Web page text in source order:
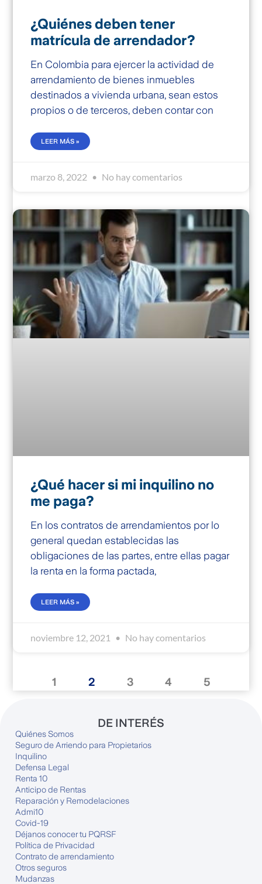
¿Quiénes deben tener
matrícula de arrendador?
En Colombia para ejercer la actividad de
arrendamiento de bienes inmuebles
destinados a vivienda urbana, sean estos
propios o de terceros, deben contar con
LEER MÁS »
marzo 8, 2022 No hay comentarios
¿Qué hacer si mi inquilino no
me paga?
En los contratos de arrendamientos por lo
general quedan establecidas las
obligaciones de las partes, entre ellas pagar
la renta en la forma pactada,
LEER MÁS »
noviembre 12, 2021 No hay comentarios
1 2 3 4 5
DE INTERÉS
Quiénes Somos
Seguro de Arriendo para Propietarios
Inquilino
Defensa Legal
Renta 10
Anticipo de Rentas
Reparación y Remodelaciones
Admi10
Covid-19
Déjanos conocer tu PQRSF
Política de Privacidad
Contrato de arrendamiento
Otros seguros
Mudanzas